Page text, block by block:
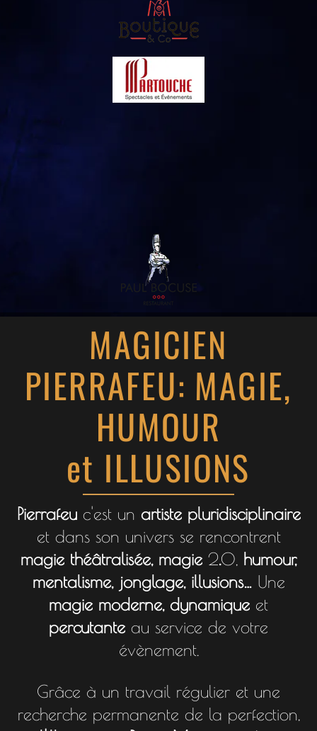
MAGICIEN
PIERRAFEU: MAGIE,
HUMOUR
et ILLUSIONS
Pierrafeuc'est un artiste pluridisciplinaire
et dans son univers se rencontrent
magie théâtralisée, magie 2.0, humour,
mentalisme, jonglage, illusions…Une
magie moderne, dynamique et
percutante au service de votre
évènement.
Grâce à un travail régulier et une
recherche permanente de la perfection,